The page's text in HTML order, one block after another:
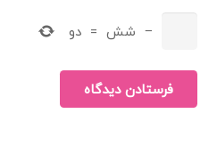
− شش = دو
فرستادن دیدگاه